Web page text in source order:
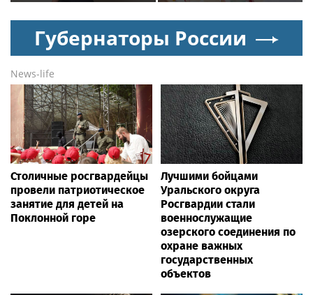
Губернаторы России
News-life
Столичные росгвардейцы
провели патриотическое
занятие для детей на
Поклонной горе
Лучшими бойцами
Уральского округа
Росгвардии стали
военнослужащие
озерского соединения по
охране важных
государственных
объектов